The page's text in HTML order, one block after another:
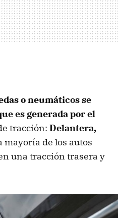
o neumáticos se
es generada por el
tracción: Delantera,
mayoría de los autos
una tracción trasera y